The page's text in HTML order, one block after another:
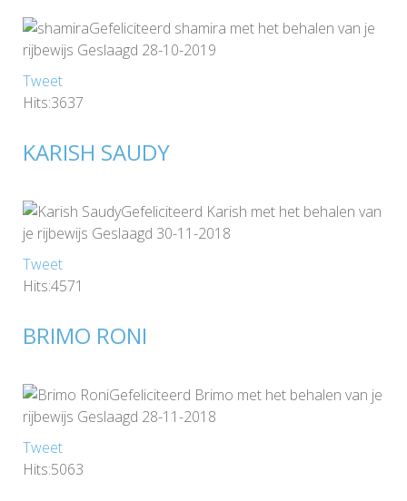
Gefeliciteerd shamira met het behalen van je
rijbewijs Geslaagd 28-10-2019
Tweet
Hits:3637
KARISH SAUDY
Gefeliciteerd Karish met het behalen van
je rijbewijs Geslaagd 30-11-2018
Tweet
Hits:4571
BRIMO RONI
Gefeliciteerd Brimo met het behalen van je
rijbewijs Geslaagd 28-11-2018
Tweet
Hits:5063